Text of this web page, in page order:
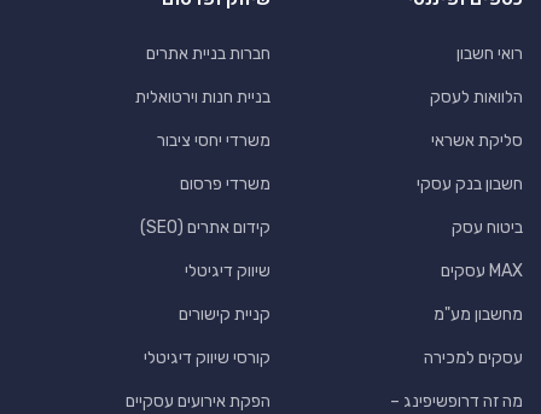
רואי חשבון
הלוואות לעסק
סליקת אשראי
חשבון בנק עסקי
ביטוח עסק
MAX עסקים
מחשבון מע"מ
עסקים למכירה
מה זה דרופשיפינג –
חברות בניית אתרים
בניית חנות וירטואלית
משרדי יחסי ציבור
משרדי פרסום
קידום אתרים (SEO)
שיווק דיגיטלי
קניית קישורים
קורסי שיווק דיגיטלי
הפקת אירועים עסקיים